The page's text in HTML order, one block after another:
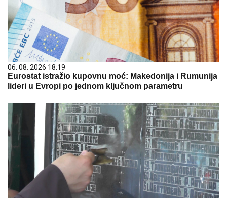
06. 08. 2026 18:19
Eurostat istražio kupovnu moć: Makedonija i Rumunija
lideri u Evropi po jednom ključnom parametru